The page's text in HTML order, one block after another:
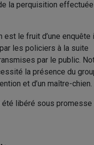
la perquisition
est le fruit d’une enquête
les policiers à la suite
par le public.
la présence du
et d’un maître-chien.
été libéré sous promesse